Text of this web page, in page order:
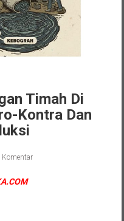
Timah Di
Kontra Dan
Komentar